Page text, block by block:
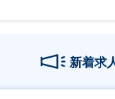
新着求